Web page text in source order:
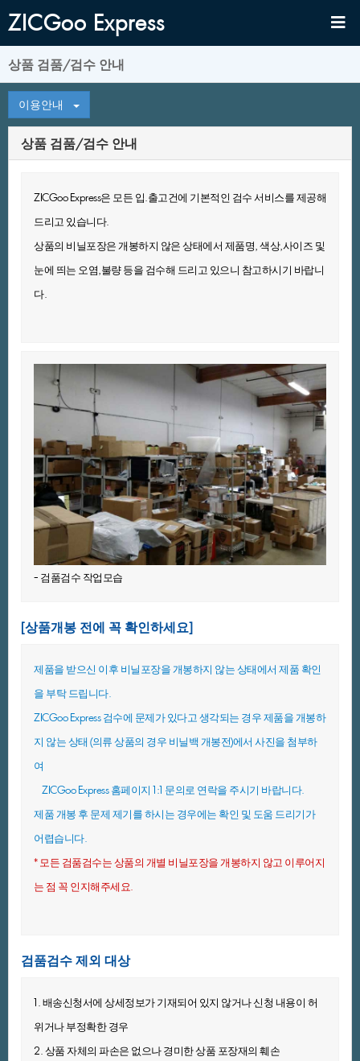
ZICGooExpress
상품검품/검수안내
이용안내
상품검품/검수안내
ZICGooExpress은모든입.출고건에기본적인검수서비스를제공해
드리고있습니다.
상품의비닐포장은개봉하지않은상태에서제품명,색상,사이즈및
눈에띄는오염,불량등을검수해드리고있으니참고하시기바랍니
다.
-검품검수작업모습
[상품개봉전에꼭확인하세요]
제품을받으신이후비닐포장을개봉하지않는상태에서제품확인
을부탁드립니다.
ZICGooExpress검수에문제가있다고생각되는경우제품을개봉하
지않는상태(의류상품의경우비닐백개봉전)에서사진을첨부하
여
ZICGooExpress홈페이지1:1문의로연락을주시기바랍니다.
제품개봉후문제제기를하시는경우에는확인및도움드리기가
어렵습니다.
*모든검품검수는상품의개별비닐포장을개봉하지않고이루어지
는점꼭인지해주세요.
검품검수제외대상
1.배송신청서에상세정보가기재되어있지않거나신청내용이허
위거나부정확한경우
2.상품자체의파손은없으나경미한상품포장재의훼손